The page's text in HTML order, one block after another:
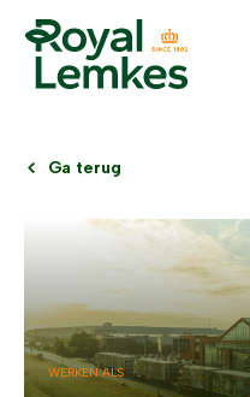
Ga terug
WERKEN ALS